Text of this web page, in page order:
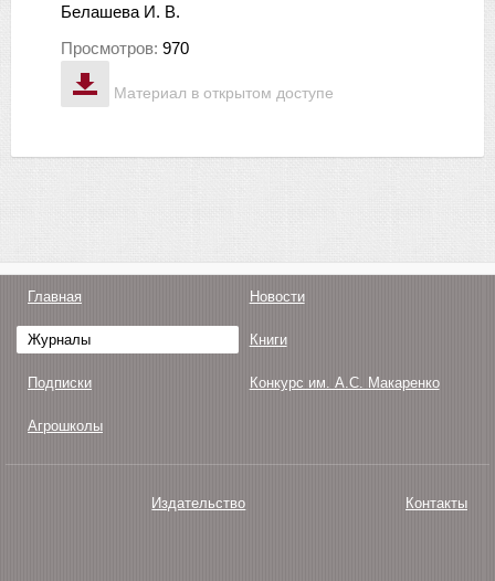
Материал в открытом доступе
Белашева И. В.
Просмотров: 970
Главная Новости
Журналы Книги
Подписки Конкурс им. А.С. Макаренко
Агрошколы
Издательство Контакты